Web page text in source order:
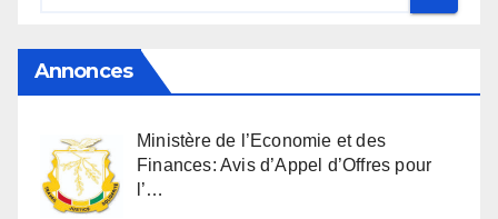
Annonces
Ministère de l’Economie et des
Finances: Avis d’Appel d’Offres pour
l’…